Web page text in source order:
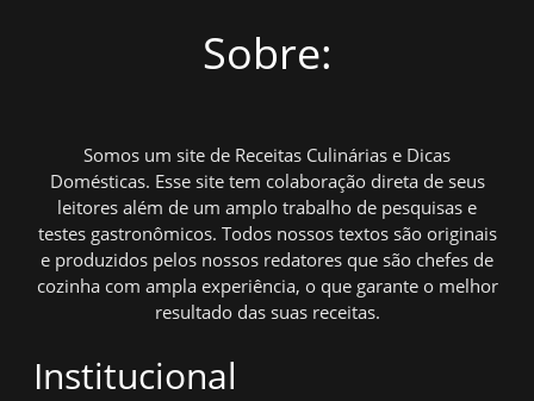
Sobre:
Somos um site de Receitas Culinárias e Dicas
Domésticas. Esse site tem colaboração direta de seus
leitores além de um amplo trabalho de pesquisas e
testes gastronômicos. Todos nossos textos são originais
e produzidos pelos nossos redatores que são chefes de
cozinha com ampla experiência, o que garante o melhor
resultado das suas receitas.
Institucional